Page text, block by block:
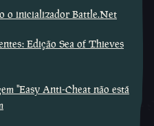
o inicializador Battle.Net
Edição Sea of Thieves
''Easy Anti-Cheat não está